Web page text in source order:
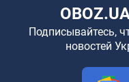
Подписывайтесь,
новостей